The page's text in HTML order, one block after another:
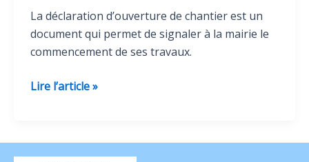
La déclaration d’ouverture de chantier est un
document qui permet de signaler à la mairie le
commencement de ses travaux.
Démarche
chantier
Lire l’article »